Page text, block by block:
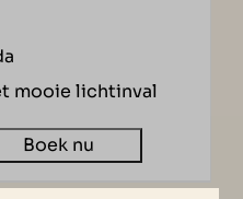
mooie lichtinval
Boek nu